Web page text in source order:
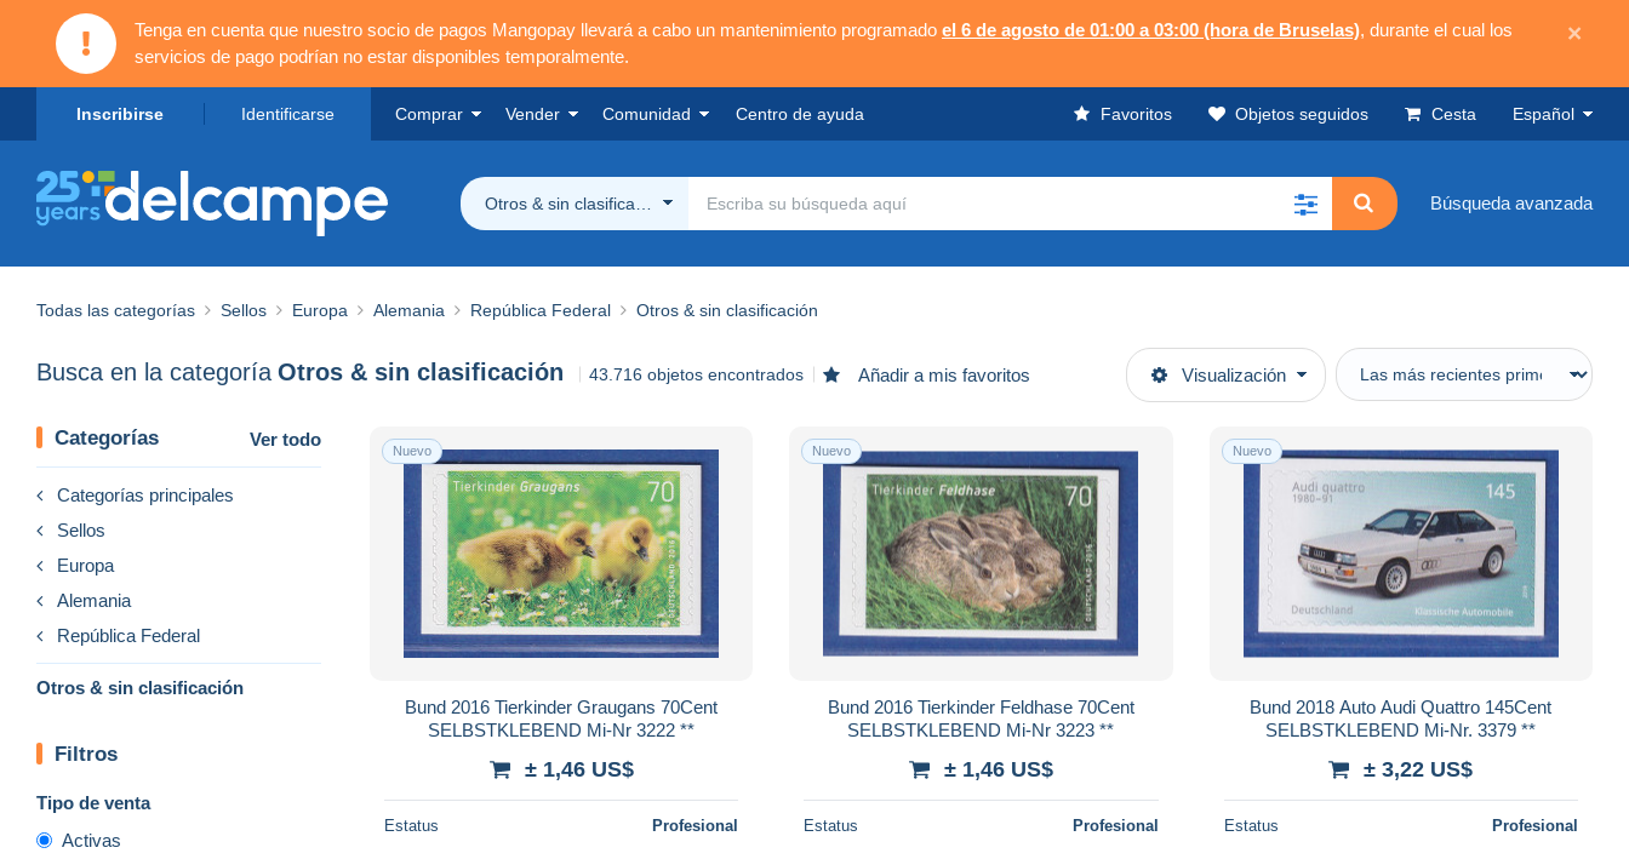
Tenga en cuenta que nuestro socio de pagos Mangopay llevará a cabo un mantenimiento programado el 6 de agosto de 01:00 a 03:00 (hora de Bruselas), durante el cual los
servicios de pago podrían no estar disponibles temporalmente.
×
Inscribirse Identificarse Comprar Vender Comunidad Centro de ayuda Favoritos Objetos seguidos Cesta Español
Otros & sin clasificación Búsqueda avanzada
Todas las categorías Sellos Europa Alemania República Federal Otros & sin clasificación
Busca en la categoría Otros & sin clasificación 43.716 objetos encontrados Añadir a mis favoritos Visualización
Categorías Ver todo
Categorías principales
Sellos
Europa
Alemania
República Federal
Otros & sin clasificación
Filtros
Tipo de venta
Activas
Nuevo
Bund 2016 Tierkinder Graugans 70Cent
SELBSTKLEBEND Mi-Nr 3222 **
± 1,46 US$
Estatus Profesional
Nuevo
Bund 2016 Tierkinder Feldhase 70Cent
SELBSTKLEBEND Mi-Nr 3223 **
± 1,46 US$
Estatus Profesional
Nuevo
Bund 2018 Auto Audi Quattro 145Cent
SELBSTKLEBEND Mi-Nr. 3379 **
± 3,22 US$
Estatus Profesional